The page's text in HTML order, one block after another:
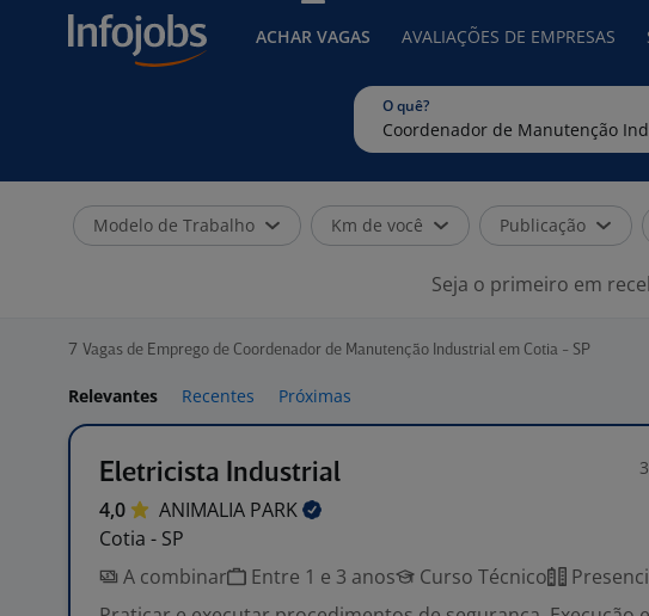
ACHAR VAGAS AVALIAÇÕES DE EMPRESAS
O quê?
Modelo de Trabalho Km de você Publicação
Seja o primeiro em
7 Vagas de Emprego de Coordenador de Manutenção Industrial em Cotia - SP
Relevantes Recentes Próximas
Eletricista Industrial
4,0 ANIMALIA PARK
Cotia - SP
A combinar
Entre 1 e 3 anos Curso Técnico